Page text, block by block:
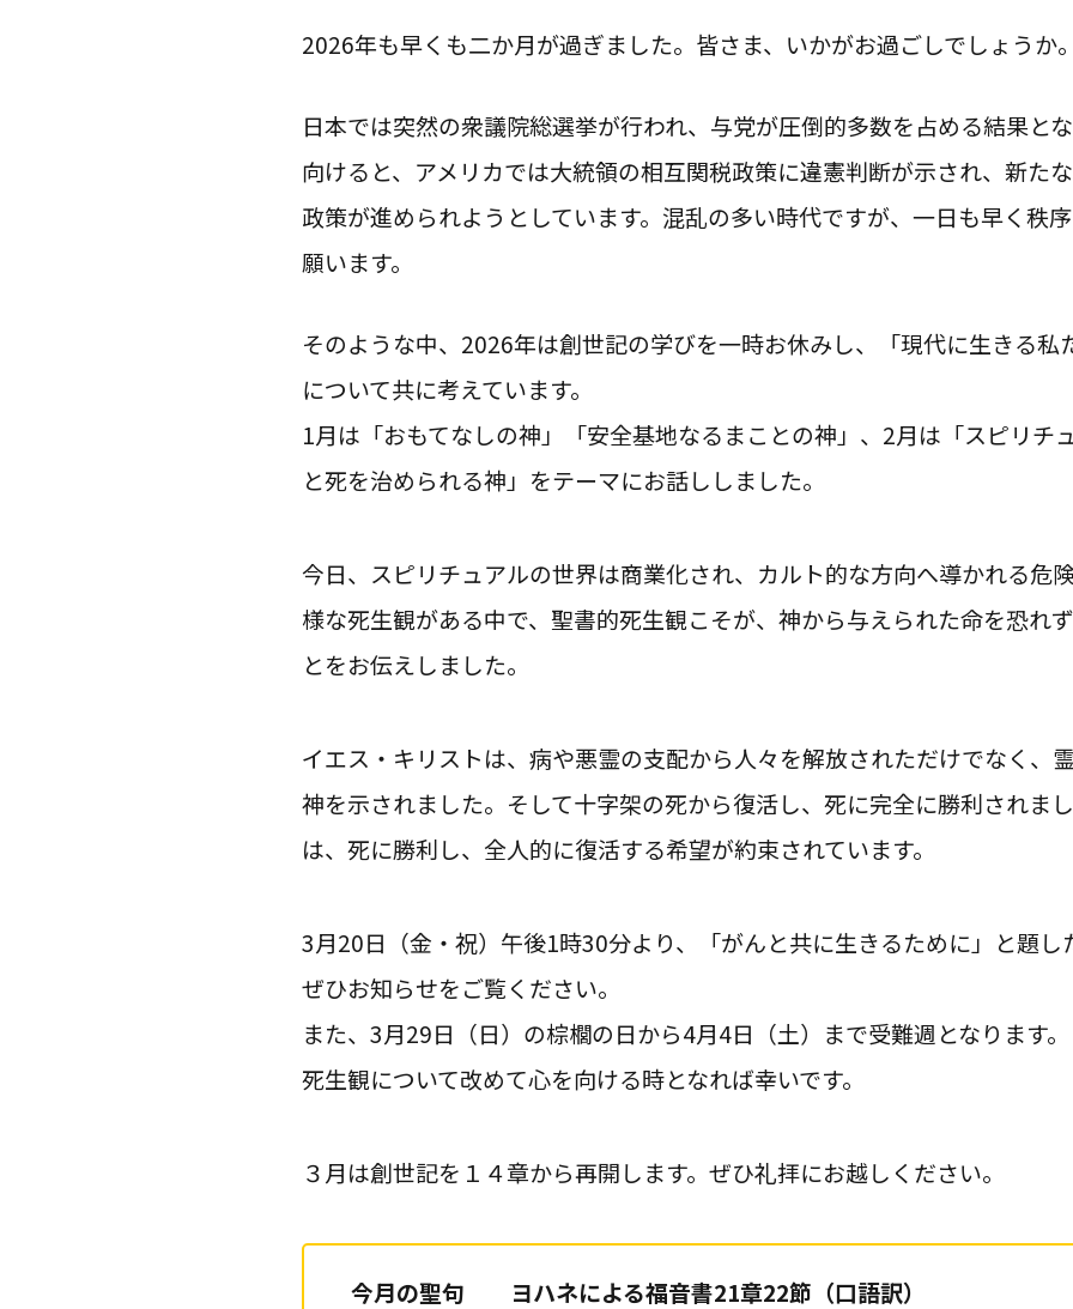
2026年も早くも二か月が過ぎました。皆さま、いかがお過ごしでしょうか
日本では突然の衆議院総選挙が行われ、与党が圧倒的多数を占める結果と
向けると、アメリカでは大統領の相互関税政策に違憲判断が示され、新た
政策が進められようとしています。混乱の多い時代ですが、一日も早く秩
願います。
そのような中、2026年は創世記の学びを一時お休みし、「現代に生きる私
について共に考えています。
1月は「おもてなしの神」「安全基地なるまことの神」、2月は「スピリチ
と死を治められる神」をテーマにお話ししました。
今日、スピリチュアルの世界は商業化され、カルト的な方向へ導かれる危
様な死生観がある中で、聖書的死生観こそが、神から与えられた命を恐れ
とをお伝えしました。
イエス・キリストは、病や悪霊の支配から人々を解放されただけでなく、
神を示されました。そして十字架の死から復活し、死に完全に勝利されま
は、死に勝利し、全人的に復活する希望が約束されています。
3月20日（金・祝）午後1時30分より、「がんと共に生きるために」と題し
ぜひお知らせをご覧ください。
また、3月29日（日）の棕櫚の日から4月4日（土）まで受難週となります
死生観について改めて心を向ける時となれば幸いです。
３月は創世記を１４章から再開します。ぜひ礼拝にお越しください。
今月の聖句 ヨハネによる福音書21章22節（口語訳）